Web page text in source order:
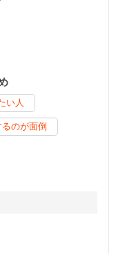
い人
のが面倒